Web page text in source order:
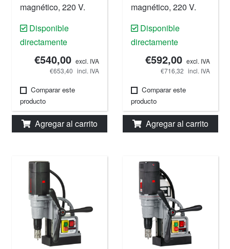
magnético, 220 V.
Disponible
directamente
€540,00 excl. IVA
€653,40 incl. IVA
Comparar este
producto
Agregar al carrito
magnético, 220 V.
Disponible
directamente
€592,00 excl. IVA
€716,32 incl. IVA
Comparar este
producto
Agregar al carrito